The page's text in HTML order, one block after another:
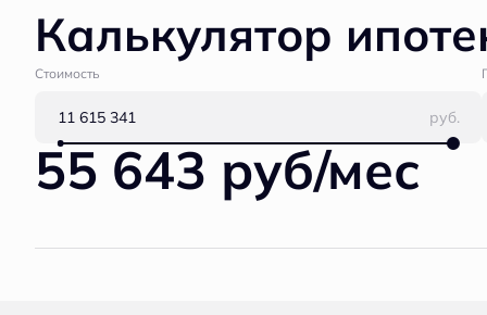
Калькулятор
Стоимость
руб.
55 643 руб/мес